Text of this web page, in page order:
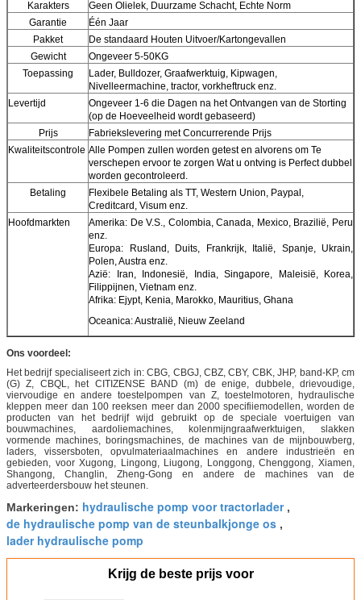
Karakters
Geen Olielek, Duurzame Schacht, Echte Norm
Garantie
Één Jaar
Pakket
De standaard Houten Uitvoer/Kartongevallen
Gewicht
Ongeveer 5-50KG
Toepassing
Lader, Bulldozer, Graafwerktuig, Kipwagen,
Nivelleermachine, tractor, vorkheftruck enz.
Levertijd
Ongeveer 1-6 die Dagen na het Ontvangen van de Storting
(op de Hoeveelheid wordt gebaseerd)
Prijs
Fabriekslevering met Concurrerende Prijs
Kwaliteitscontrole Alle Pompen zullen worden getest en alvorens om Te
verschepen ervoor te zorgen Wat u ontving is Perfect dubbel
worden gecontroleerd.
Betaling
Flexibele Betaling als TT, Western Union, Paypal,
Creditcard, Visum enz.
Hoofdmarkten
Amerika: De V.S., Colombia, Canada, Mexico, Brazilië, Peru
enz.
Europa: Rusland, Duits, Frankrijk, Italië, Spanje, Ukrain,
Polen, Austra enz.
Azië: Iran, Indonesië, India, Singapore, Maleisië, Korea,
Filippijnen, Vietnam enz.
Afrika: Ejypt, Kenia, Marokko, Mauritius, Ghana
Oceanica: Australië, Nieuw Zeeland
Ons voordeel:
Het bedrijf specialiseert zich in: CBG, CBGJ, CBZ, CBY, CBK, JHP, band-KP, cm
(G) Z, CBQL, het CITIZENSE BAND (m) de enige, dubbele, drievoudige,
viervoudige en andere toestelpompen van Z, toestelmotoren, hydraulische
kleppen meer dan 100 reeksen meer dan 2000 specifiiemodellen, worden de
producten van het bedrijf wijd gebruikt op de speciale voertuigen van
bouwmachines, aardoliemachines, kolenmijngraafwerktuigen, slakken
vormende machines, boringsmachines, de machines van de mijnbouwberg,
laders, vissersboten, opvulmateriaalmachines en andere industrieën en
gebieden, voor Xugong, Lingong, Liugong, Longgong, Chenggong, Xiamen,
Shangong, Changlin, Zheng-Gong en andere de machines van de
adverteerdersbouw het steunen.
Markeringen: hydraulische pomp voor tractorlader,
de hydraulische pomp van de steunbalkjonge os ,
lader hydraulische pomp
Krijg de beste prijs voor